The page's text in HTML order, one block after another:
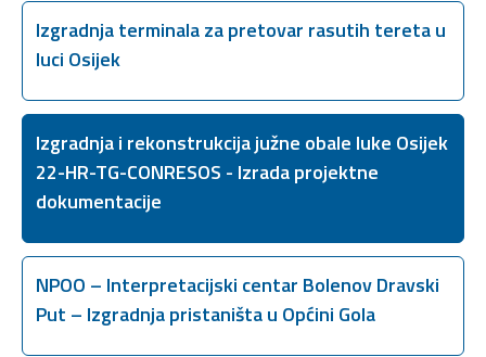
Izgradnja terminala za pretovar rasutih tereta u
luci Osijek
Izgradnja i rekonstrukcija južne obale luke Osijek
22-HR-TG-CONRESOS - Izrada projektne
dokumentacije
NPOO – Interpretacijski centar Bolenov Dravski
Put – Izgradnja pristaništa u Općini Gola